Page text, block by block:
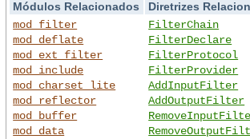
Módulos Relacionados
Diretrizes
mod_filter
mod_deflate
mod_ext_filter
mod_include
mod_charset_lite
mod_reflector
mod_buffer
mod_data
FilterChain
FilterDeclare
FilterProtocol
FilterProvider
AddInputFilter
AddOutputFilter